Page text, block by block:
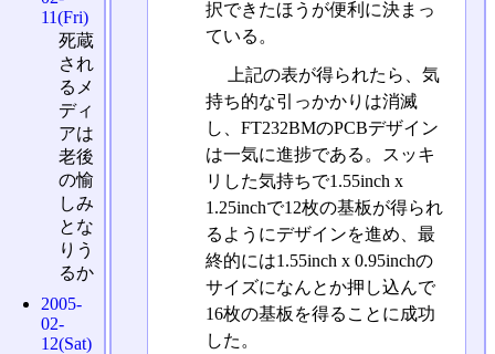
択できたほうが便利に決まっ
ている。
上記の表が得られたら、気
持ち的な引っかかりは消滅
し、FT232BMのPCBデザイン
は一気に進捗である。スッキ
リした気持ちで1.55inch x
1.25inchで12枚の基板が得られ
るようにデザインを進め、最
終的には1.55inch x 0.95inchの
サイズになんとか押し込んで
16枚の基板を得ることに成功
した。
11(Fri)
死蔵
され
るメ
ディ
アは
老後
の愉
しみ
とな
りう
るか
2005-
02-
12(Sat)